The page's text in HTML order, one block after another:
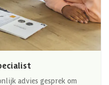
advies gesprek om